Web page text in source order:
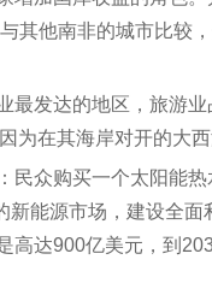
他南非的城市比较
发达的地区，旅游
在其海岸对开的大西
众购买一个太阳能热
能源市场，建设全
达900亿美元，到